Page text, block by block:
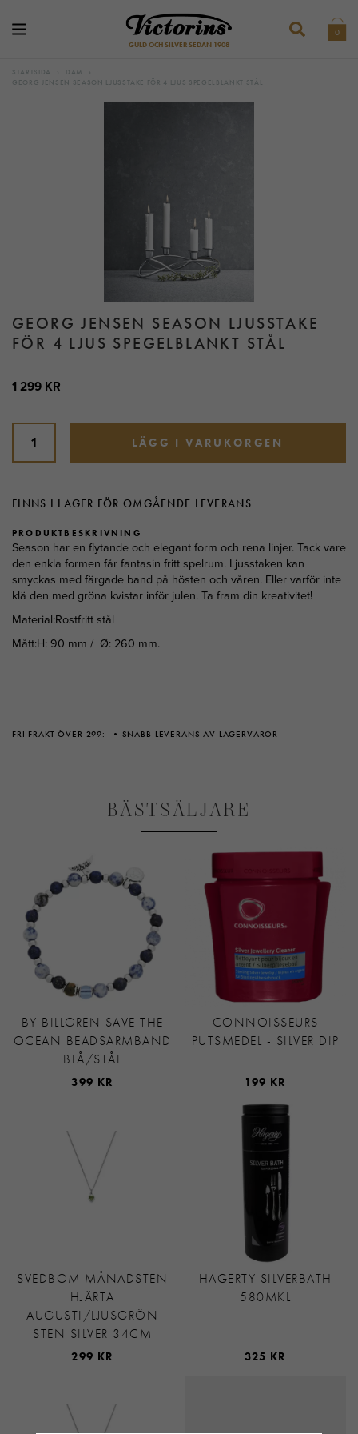
GULD OCH SILVER SEDAN 1908
0
STARTSIDA DAM
GEORG JENSEN SEASON LJUSSTAKE FÖR 4 LJUS SPEGELBLANKT STÅL
GEORG JENSEN SEASON LJUSSTAKE
FÖR 4 LJUS SPEGELBLANKT STÅL
PRODUKTBESKRIVNING
Season har en flytande och elegant form och rena linjer. Tack vare
den enkla formen får fantasin fritt spelrum. Ljusstaken kan
smyckas med färgade band på hösten och våren. Eller varför inte
klä den med gröna kvistar inför julen. Ta fram din kreativitet!
Material:Rostfritt stål
Mått:H: 90 mm / Ø: 260 mm.
1 299 KR
LÄGG I VARUKORGEN
FINNS I LAGER FÖR OMGÅENDE LEVERANS
FRI FRAKT ÖVER 299:- SNABB LEVERANS AV LAGERVAROR
BÄSTSÄLJARE
BY BILLGREN SAVE THE
OCEAN BEADSARMBAND
BLÅ/STÅL
399 KR
CONNOISSEURS
PUTSMEDEL - SILVER DIP
199 KR
SVEDBOM MÅNADSTEN
HJÄRTA
AUGUSTI/LJUSGRÖN
STEN SILVER 34CM
299 KR
HAGERTY SILVERBATH
580MKL
325 KR